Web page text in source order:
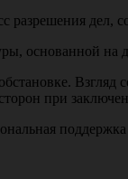
дел,
основанной на
Взгляд
при